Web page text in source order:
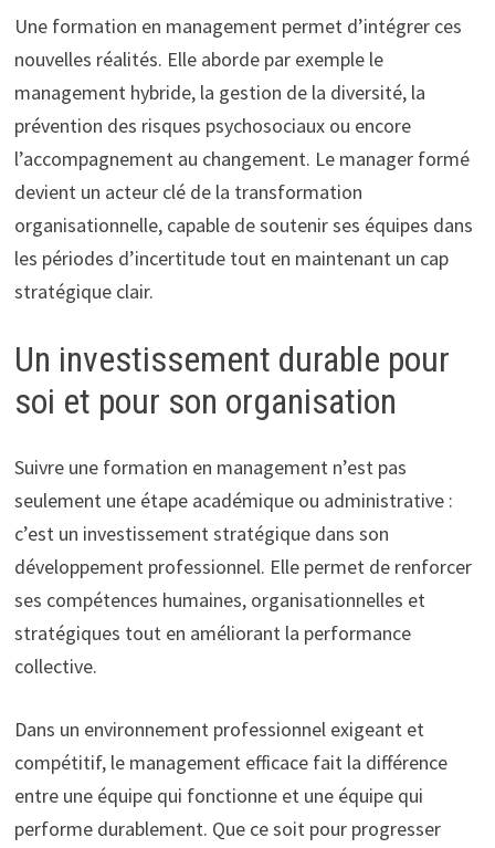
Une formation en management permet d’intégrer ces
nouvelles réalités. Elle aborde par exemple le
management hybride, la gestion de la diversité, la
prévention des risques psychosociaux ou encore
l’accompagnement au changement. Le manager formé
devient un acteur clé de la transformation
organisationnelle, capable de soutenir ses équipes dans
les périodes d’incertitude tout en maintenant un cap
stratégique clair.
Un investissement durable pour
soi et pour son organisation
Suivre une formation en management n’est pas
seulement une étape académique ou administrative :
c’est un investissement stratégique dans son
développement professionnel. Elle permet de renforcer
ses compétences humaines, organisationnelles et
stratégiques tout en améliorant la performance
collective.
Dans un environnement professionnel exigeant et
compétitif, le management efficace fait la différence
entre une équipe qui fonctionne et une équipe qui
performe durablement. Que ce soit pour progresser